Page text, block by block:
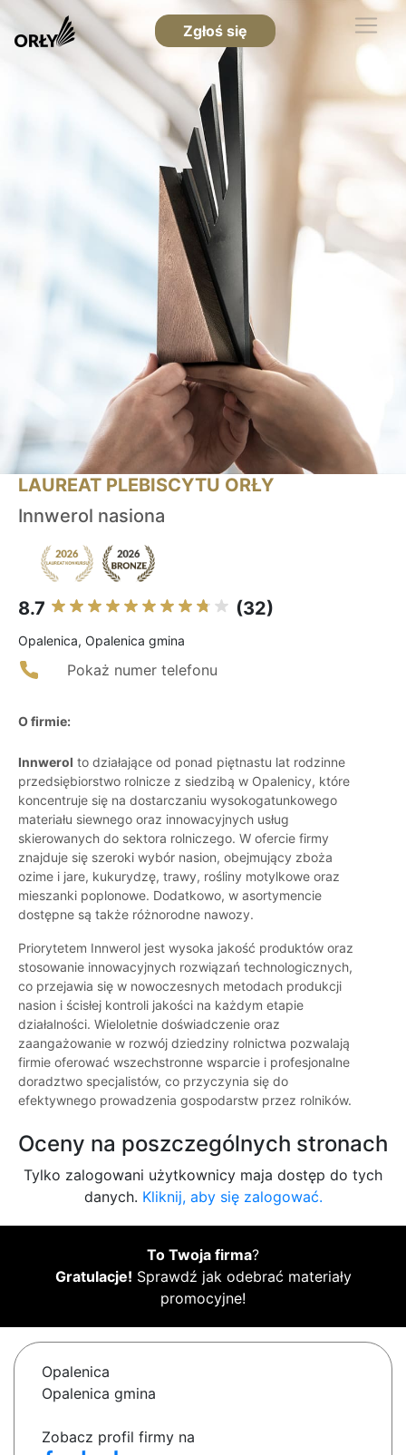
Zgłoś się
LAUREAT PLEBISCYTU ORŁY
Innwerol nasiona
8.7 (32)
Opalenica, Opalenica gmina
Pokaż numer telefonu
O firmie:
Innwerol to działające od ponad piętnastu lat rodzinne
przedsiębiorstwo rolnicze z siedzibą w Opalenicy, które
koncentruje się na dostarczaniu wysokogatunkowego
materiału siewnego oraz innowacyjnych usług
skierowanych do sektora rolniczego. W ofercie firmy
znajduje się szeroki wybór nasion, obejmujący zboża
ozime i jare, kukurydzę, trawy, rośliny motylkowe oraz
mieszanki poplonowe. Dodatkowo, w asortymencie
dostępne są także różnorodne nawozy.
Priorytetem Innwerol jest wysoka jakość produktów oraz
stosowanie innowacyjnych rozwiązań technologicznych,
co przejawia się w nowoczesnych metodach produkcji
nasion i ścisłej kontroli jakości na każdym etapie
działalności. Wieloletnie doświadczenie oraz
zaangażowanie w rozwój dziedziny rolnictwa pozwalają
firmie oferować wszechstronne wsparcie i profesjonalne
doradztwo specjalistów, co przyczynia się do
efektywnego prowadzenia gospodarstw przez rolników.
Oceny na poszczególnych stronach
Tylko zalogowani użytkownicy maja dostęp do tych
danych. Kliknij, aby się zalogować.
To Twoja firma?
Gratulacje! Sprawdź jak odebrać materiały
promocyjne!
Opalenica
Opalenica gmina
Zobacz profil firmy na